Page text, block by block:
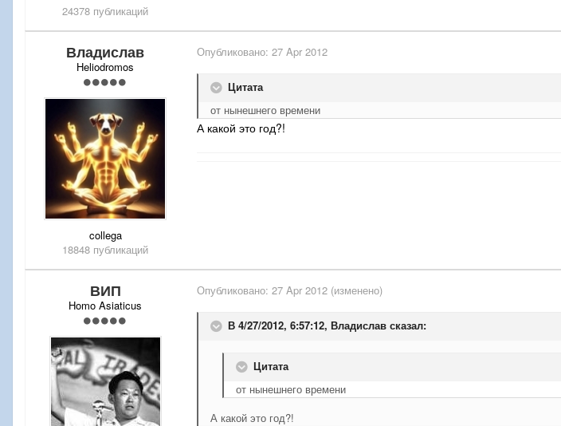
24378 публикаций
Владислав
Heliodromos
collega
18848 публикаций
Опубликовано: 27 Apr 2012
Цитата
от нынешнего времени
А какой это год?!
ВИП
Homo Asiaticus
Опубликовано: 27 Apr 2012 (изменено)
В 4/27/2012, 6:57:12, Владислав сказал:
Цитата
от нынешнего времени
А какой это год?!